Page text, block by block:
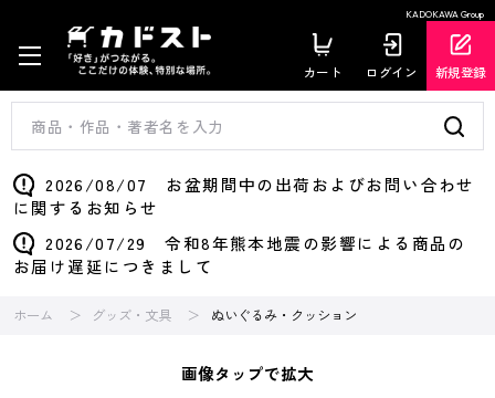
KADOKAWA Group
カート ログイン 新規登録
2026/08/07 お盆期間中の出荷およびお問い合わせ
に関するお知らせ
2026/07/29 令和8年熊本地震の影響による商品の
お届け遅延につきまして
ホーム グッズ・文具 ぬいぐるみ・クッション
画像タップで拡大